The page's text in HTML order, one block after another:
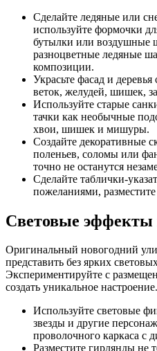
Сделайте ледяные или
используйте формочки
бутылки или воздушные
разноцветные ледяные
композиции.
Украсьте фасад и
веток, желудей, шишек,
Используйте старые
тачки как необычные
хвои, шишек и мишуры.
Создайте декоративные
поленьев, соломы или
точно не останутся
Сделайте таблички-
пожеланиями,
Световые эффекты
Оригинальный новогодний
представить без ярких
Экспериментируйте с
создать уникальное настроение.
Используйте световые
звезды и другие
проволочного каркаса с
Разместите гирлянды не